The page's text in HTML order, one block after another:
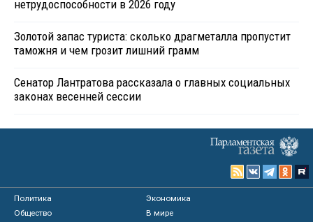
нетрудоспособности в 2026 году
Золотой запас туриста: сколько драгметалла пропустит
таможня и чем грозит лишний грамм
Сенатор Лантратова рассказала о главных социальных
законах весенней сессии
Политика
Экономика
Общество
В мире